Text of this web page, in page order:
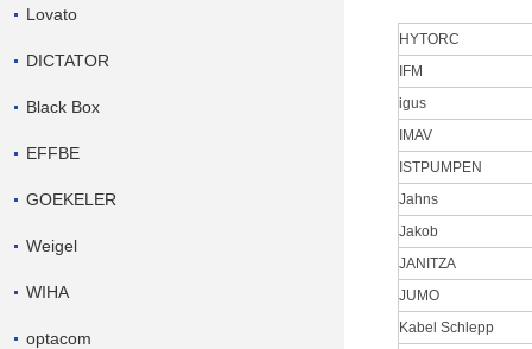
Lovato
DICTATOR
Black Box
EFFBE
GOEKELER
Weigel
WIHA
optacom
HYTORC
IFM
igus
IMAV
ISTPUMPEN
Jahns
Jakob
JANITZA
JUMO
Kabel Schlepp